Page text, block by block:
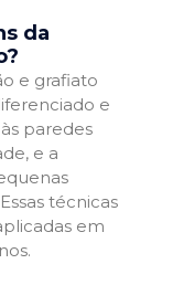
da
e grafiato
e
paredes
e a
técnicas
em